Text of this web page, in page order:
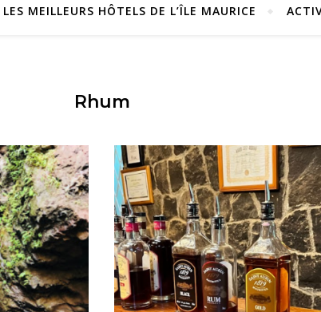
LES MEILLEURS HÔTELS DE L’ÎLE MAURICE
Rhum